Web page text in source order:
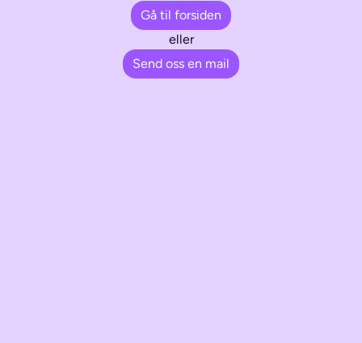
Gå til forsiden
eller
Send oss en mail